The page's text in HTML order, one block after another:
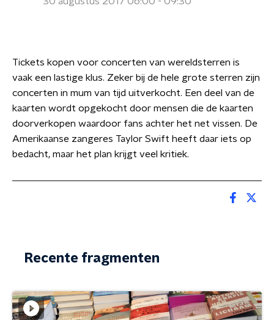
Tickets kopen voor concerten van wereldsterren is
vaak een lastige klus. Zeker bij de hele grote sterren zijn
concerten in mum van tijd uitverkocht. Een deel van de
kaarten wordt opgekocht door mensen die de kaarten
doorverkopen waardoor fans achter het net vissen. De
Amerikaanse zangeres Taylor Swift heeft daar iets op
bedacht, maar het plan krijgt veel kritiek.
Recente fragmenten